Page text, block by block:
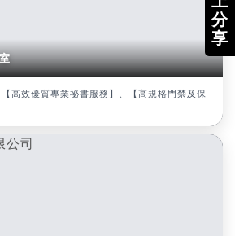
分
享
【高效優質專業祕書服務】、【高規格門禁及保